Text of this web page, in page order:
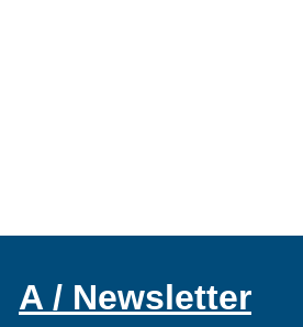
A / Newsletter